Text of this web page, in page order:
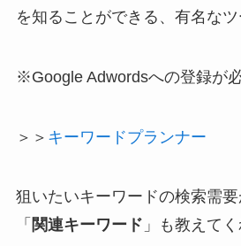
を知ることができる、有名なツ
※Google Adwordsへの登録が必
＞＞ キーワードプランナー
狙いたいキーワードの検索需要
「 関連キーワード 」も教えてく